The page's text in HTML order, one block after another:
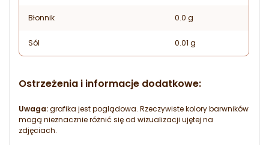
Błonnik 0.0 g
Sól 0.01 g
Ostrzeżenia i informacje dodatkowe:
Uwaga:grafika jest poglądowa. Rzeczywiste kolory barwników
mogą nieznacznie różnić się od wizualizacji ujętej na
zdjęciach.